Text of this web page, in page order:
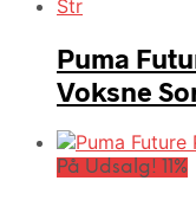
Puma
Voksne
På Udsalg! 11%